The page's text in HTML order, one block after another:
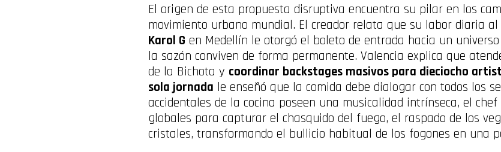
El origen de esta propuesta disruptiva encuentra su pilar en los
movimiento urbano mundial. El creador relata que su labor diaria
Karol G en Medellín le otorgó el boleto de entrada hacia un
la sazón conviven de forma permanente. Valencia explica que
de la Bichota y coordinar backstages masivos para dieciocho
sola jornada le enseñó que la comida debe dialogar con todos los
accidentales de la cocina poseen una musicalidad intrínseca, el
globales para capturar el chasquido del fuego, el raspado de los
cristales, transformando el bullicio habitual de los fogones en una